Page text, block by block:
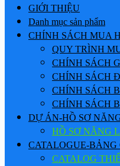
GIỚI THIỆU
Danh mục sản phẩm
CHÍNH SÁCH MUA
QUY TRÌNH
CHÍNH SÁCH
CHÍNH SÁCH
CHÍNH SÁCH
CHÍNH SÁCH
DỰ ÁN-HỒ SƠ
HỒ SƠ NĂNG
CATALOGUE-BẢNG
CATALOG